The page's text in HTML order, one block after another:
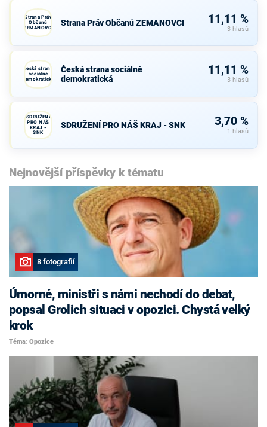
Strana Práv
Občanů
ZEMANOVCI
Strana Práv Občanů ZEMANOVCI 11,11 %
3 hlasů
Česká strana
sociálně
demokratická
Česká strana sociálně
demokratická
11,11 %
3 hlasů
SDRUŽENÍ
PRO NÁŠ
KRAJ -
SNK
SDRUŽENÍ PRO NÁŠ KRAJ - SNK 3,70 %
1 hlasů
Nejnovější příspěvky k tématu
8 fotografií
Úmorné, ministři s námi nechodí do debat,
popsal Grolich situaci v opozici. Chystá velký
krok
Téma: Opozice